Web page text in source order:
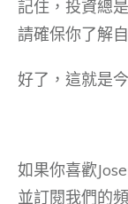
記住，投資總
請確保你了解
好了，這就是
如果你喜歡
並訂閱我們的